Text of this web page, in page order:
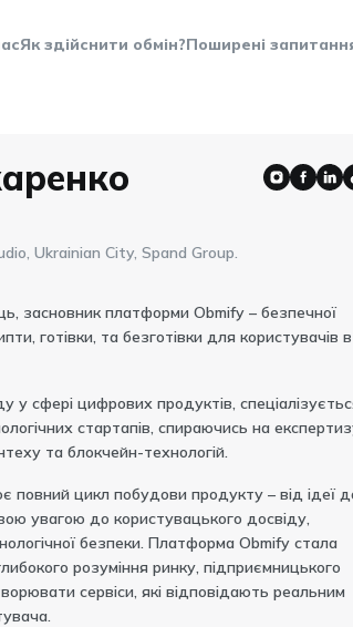
Як здійснити обмін?Поширені
Ukrainian City, Spand Group.
засновник платформи Obmify – безпечної
готівки, та безготівки для користувачів в
у сфері цифрових продуктів,
стартапів, спираючись на
та блокчейн-технологій.
повний цикл побудови продукту – від ідеї
увагою до користувацького досвіду,
безпеки. Платформа Obmify стала
розуміння ринку, підприємницького
сервіси, які відповідають реальним